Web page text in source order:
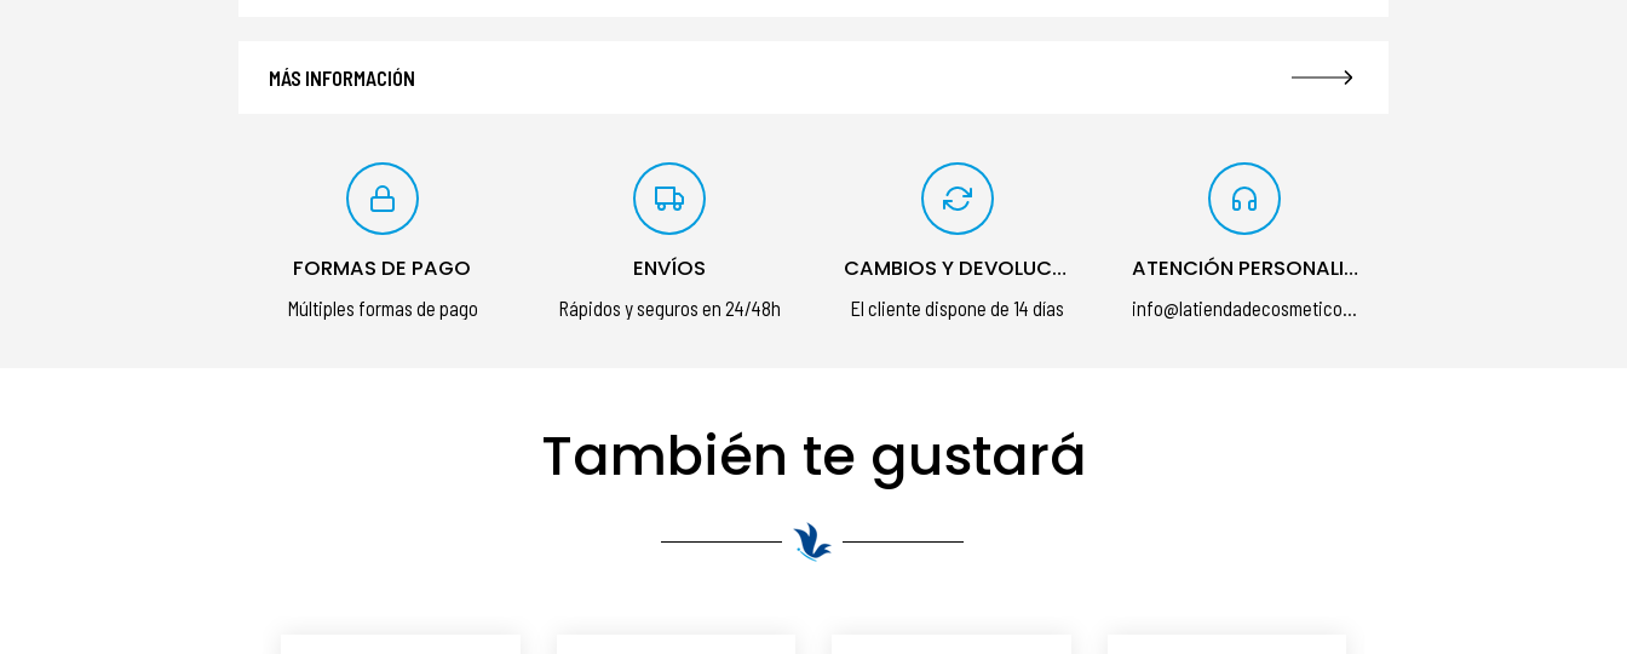
MÁS INFORMACIÓN
FORMAS DE PAGO
Múltiples formas de pago
ENVÍOS
Rápidos y seguros en 24/48h
CAMBIOS Y DEVOLUCIONES
El cliente dispone de 14 días
ATENCIÓN PERSONALIZADA
info@latiendadecosmeticos.com
También te gustará